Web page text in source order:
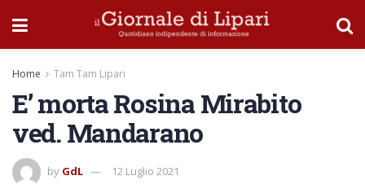
Home Tam Tam Lipari
E’ morta Rosina Mirabito
ved. Mandarano
by GdL 12 Luglio 2021